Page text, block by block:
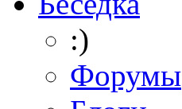
:)
Форумы